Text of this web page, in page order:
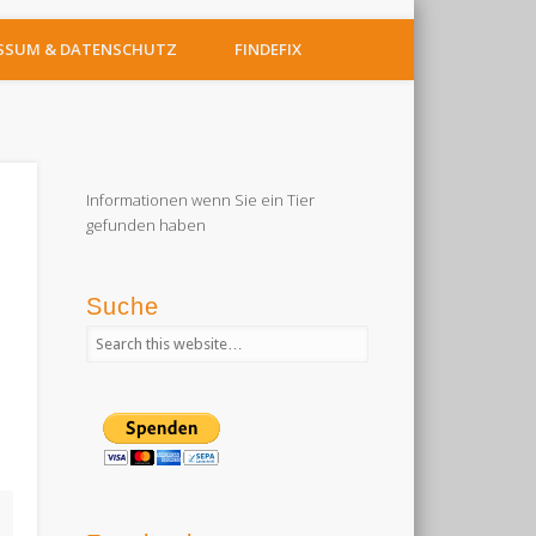
& DATENSCHUTZ FINDEFIX
Informationen wenn Sie ein Tier
gefunden haben
Suche